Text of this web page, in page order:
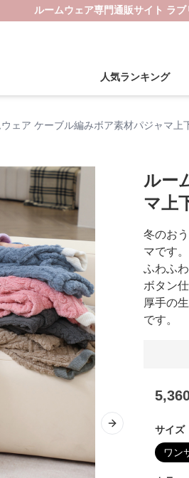
ルームウェア専門通販サイト ラ
人気ランキング
ウェア ケーブル編みボア素材パジャマ上
Next slide
ルー
マ上
冬のお
マです。
ふわふ
ボタン
厚手の
です。
サイズ
ワン